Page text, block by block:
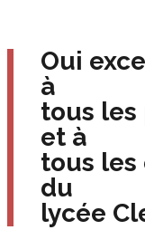
Oui
à
tous les
et à
tous les
du
lycée